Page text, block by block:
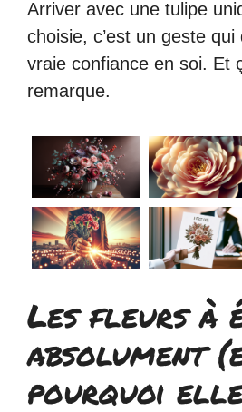
Arriver avec une tulipe
choisie, c’est un geste
vraie confiance en soi. Et
remarque.
Les fleurs à
absolument
pourquoi